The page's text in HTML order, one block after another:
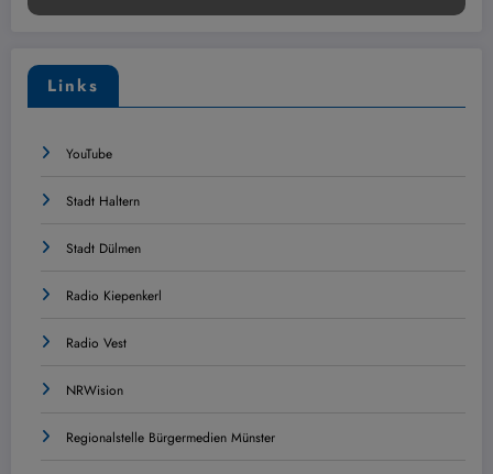
Links
YouTube
Stadt Haltern
Stadt Dülmen
Radio Kiepenkerl
Radio Vest
NRWision
Regionalstelle Bürgermedien Münster